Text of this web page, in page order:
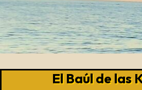
El Baúl de las